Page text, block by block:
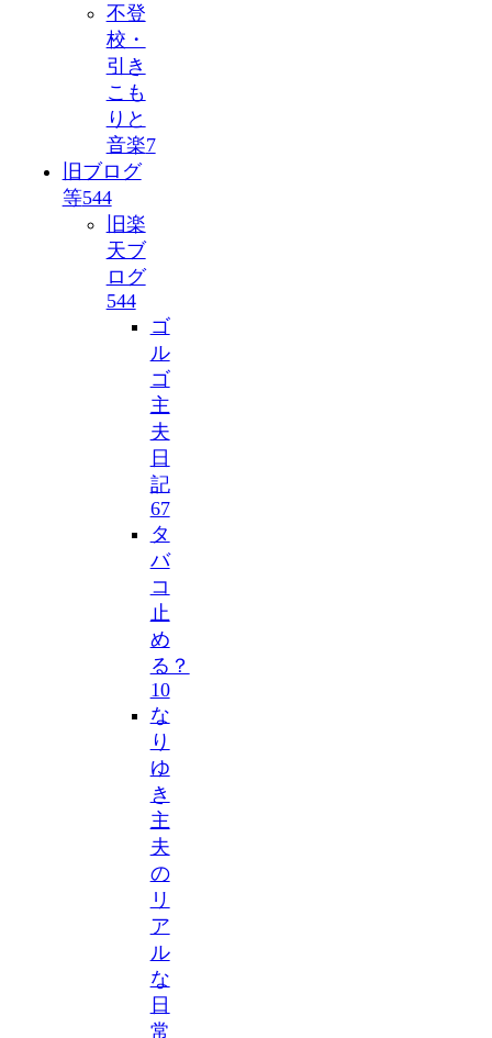
不登
校・
引き
こも
りと
音楽7
旧ブログ
等544
旧楽
天ブ
ログ
544
ゴ
ル
ゴ
主
夫
日
記
67
タ
バ
コ
止
め
る？
10
な
り
ゆ
き
主
夫
の
リ
ア
ル
な
日
常